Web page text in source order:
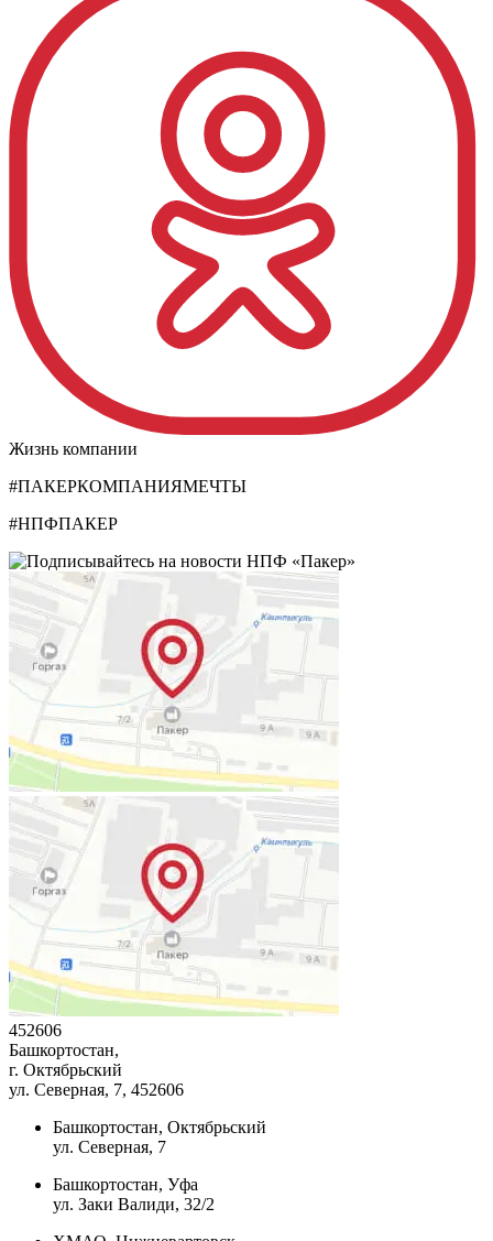
Жизнь компании
#ПАКЕРКОМПАНИЯМЕЧТЫ
#НПФПАКЕР
452606
Башкортостан,
г. Октябрьский
ул. Северная, 7, 452606
Башкортостан, Октябрьский
ул. Северная, 7
Башкортостан, Уфа
ул. Заки Валиди, 32/2